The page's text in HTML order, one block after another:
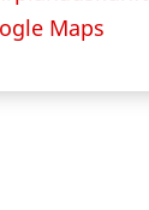
Maps